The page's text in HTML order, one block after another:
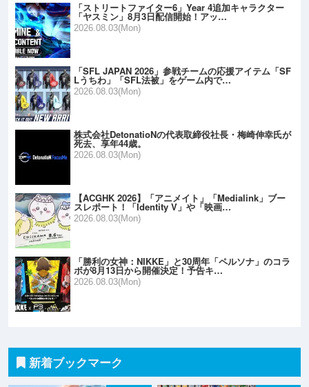
「ストリートファイター6」Year 4追加キャラクター
「ヤスミン」8月3日配信開始！アッ…
2026.08.03(Mon)
「SFL JAPAN 2026」参戦チームの応援アイテム「SF
Lうちわ」「SFL法被」をゲーム内で…
2026.08.03(Mon)
株式会社DetonatioNの代表取締役社長・梅崎伸幸氏が
死去、享年44歳。
2026.08.03(Mon)
【ACGHK 2026】「アニメイト」「Medialink」ブー
スレポート！「Identity V」や「映画…
2026.08.03(Mon)
「勝利の女神：NIKKE」と30周年「ペルソナ」のコラ
ボが8月13日から開催決定！予告キ…
2026.08.03(Mon)
新着ブックマーク